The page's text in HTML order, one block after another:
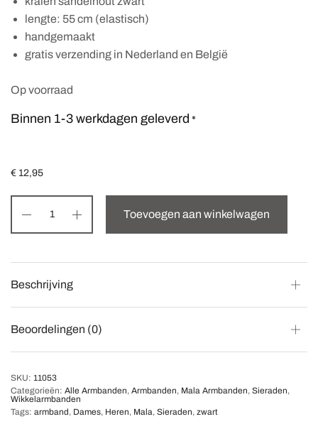
lengte: 55 cm (elastisch)
handgemaakt
gratis verzending in Nederland en België
Op voorraad
Binnen 1-3 werkdagen geleverd *
€ 12,95
Toevoegen aan winkelwagen
Beschrijving
Beoordelingen (0)
SKU: 11053
Categorieën: Alle Armbanden, Armbanden, Mala Armbanden, Sieraden,
Wikkelarmbanden
Tags: armband, Dames, Heren, Mala, Sieraden, zwart